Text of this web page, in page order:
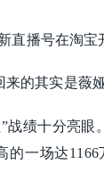
直播号在淘宝
的其实是薇
战绩十分亮眼
的一场达